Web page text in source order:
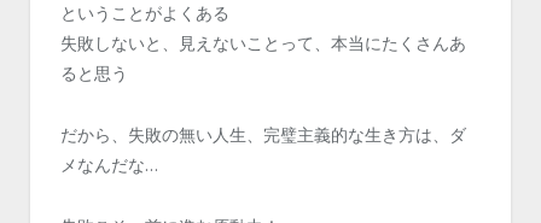
ということがよくある
失敗しないと、見えないことって、本当にたくさんあ
ると思う
だから、失敗の無い人生、完璧主義的な生き方は、ダ
メなんだな…